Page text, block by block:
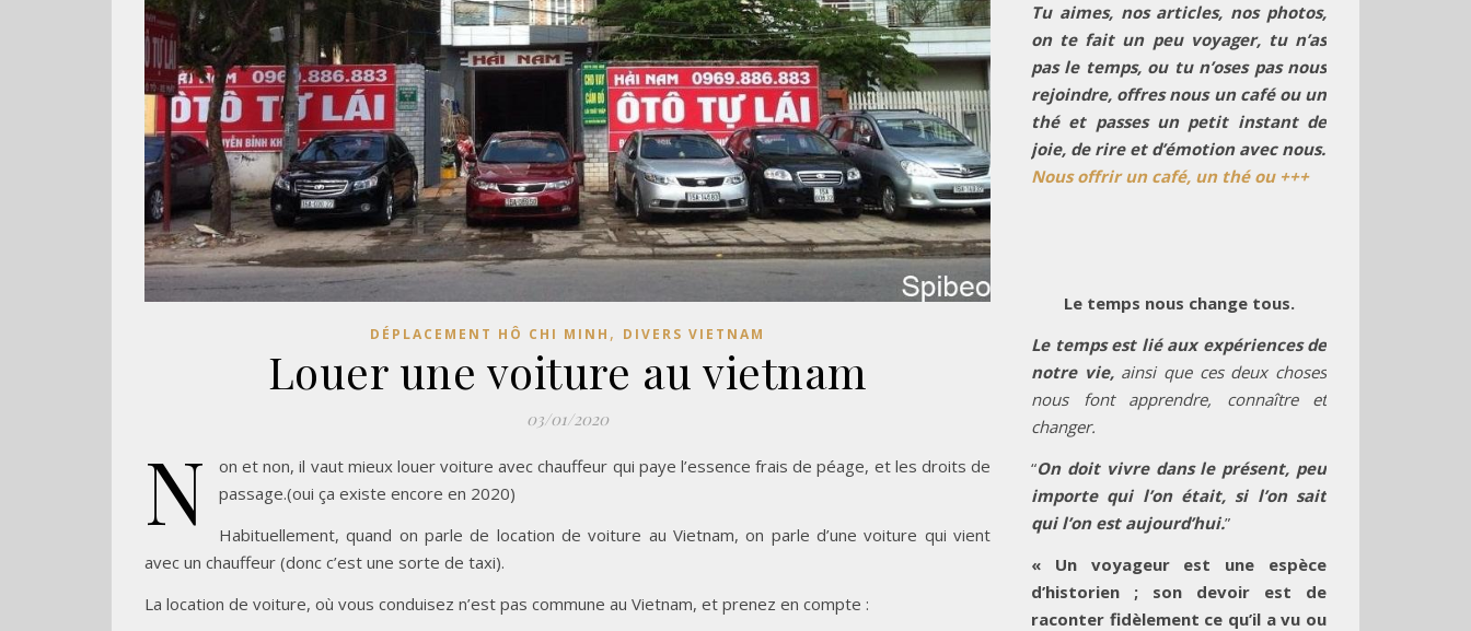
DÉPLACEMENT HÔ CHI MINH , DIVERS VIETNAM
Louer une voiture au vietnam
03/01/2020
N
on et non, il vaut mieux louer voiture avec chauffeur qui paye l’essence frais de péage, et les droits de
passage.(oui ça existe encore en 2020)
Habituellement, quand on parle de location de voiture au Vietnam, on parle d’une voiture qui vient
avec un chauffeur (donc c’est une sorte de taxi).
La location de voiture, où vous conduisez n’est pas commune au Vietnam, et prenez en compte :
Tu aimes, nos articles, nos photos,
on te fait un peu voyager, tu n’as
pas le temps, ou tu n’oses pas nous
rejoindre, offres nous un café ou un
thé et passes un petit instant de
joie, de rire et d’émotion avec nous.
Nous offrir un café, un thé ou +++
Le temps nous change tous.
Le temps est lié aux expériences de
notre vie, ainsi que ces deux choses
nous font apprendre, connaître et
changer.
“On doit vivre dans le présent, peu
importe qui l’on était, si l’on sait
qui l’on est aujourd’hui.”
« Un voyageur est une espèce
d’historien ; son devoir est de
raconter fidèlement ce qu’il a vu ou